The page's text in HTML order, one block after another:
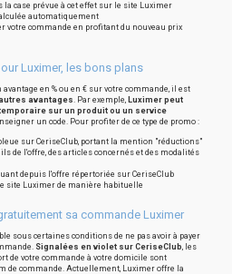
la case prévue à cet effet sur le site Luximer
automatiquement
votre commande en profitant du nouveau prix
Luximer, les bons plans
en % ou en € sur votre commande, il est
avantages. Par exemple, Luximer peut
sur un produit ou un service
un code. Pour profiter de ce type de promo :
sur CeriseClub, portant la mention "réductions"
de l'offre, des articles concernés et des modalités
depuis l'offre répertoriée sur CeriseClub
site Luximer de manière habituelle
sa commande Luximer
sous certaines conditions de ne pas avoir à payer
Signalées en violet sur CeriseClub, les
de votre commande à votre domicile sont
commande. Actuellement, Luximer offre la